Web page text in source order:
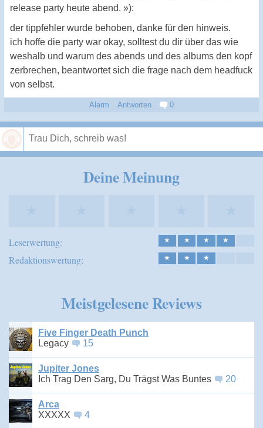
release party heute abend. »):
der tippfehler wurde behoben, danke für den hinweis.
ich hoffe die party war okay, solltest du dir über das wie
weshalb und warum des abends und des albums den kopf
zerbrechen, beantwortet sich die frage nach dem headfuck
von selbst.
Alarm Antworten 0
Deine Meinung
Leserwertung: ★ ★ ★ ★
Redaktionswertung: ★ ★ ★
Meistgelesene Reviews
Five Finger Death Punch
Legacy
15
Jupiter Jones
Ich Trag Den Sarg, Du Trägst Was Buntes
20
Arca
XXXXX
4